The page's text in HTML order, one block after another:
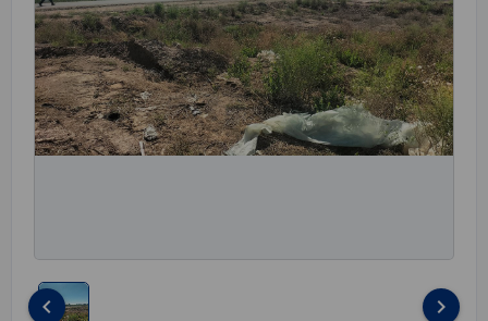
keyboard_arrow_left keyboard_arrow_right